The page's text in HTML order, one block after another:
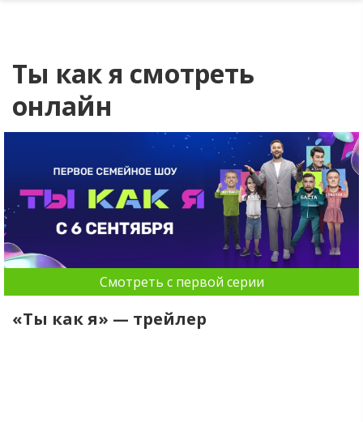
Ты как я смотреть
онлайн
Смотреть с первой серии
«Ты как я» — трейлер